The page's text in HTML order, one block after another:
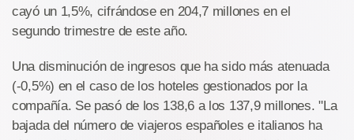
cayó un 1,5%, cifrándose en 204,7 millones en el
segundo trimestre de este año.
Una disminución de ingresos que ha sido más atenuada
(-0,5%) en el caso de los hoteles gestionados por la
compañía. Se pasó de los 138,6 a los 137,9 millones. "La
bajada del número de viajeros españoles e italianos ha